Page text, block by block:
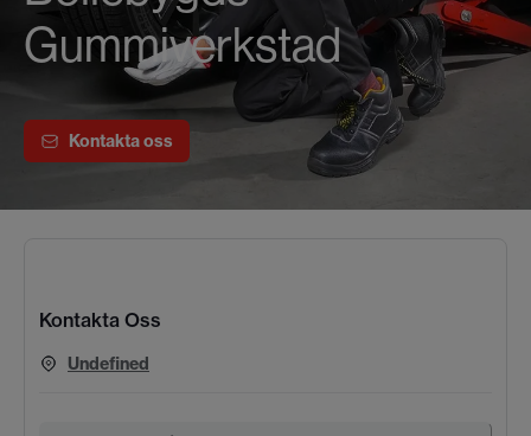
Gummiverkstad
Kontakta oss
Kontakta Oss
Undefined